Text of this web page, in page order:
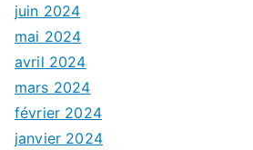
juin 2024
mai 2024
avril 2024
mars 2024
février 2024
janvier 2024